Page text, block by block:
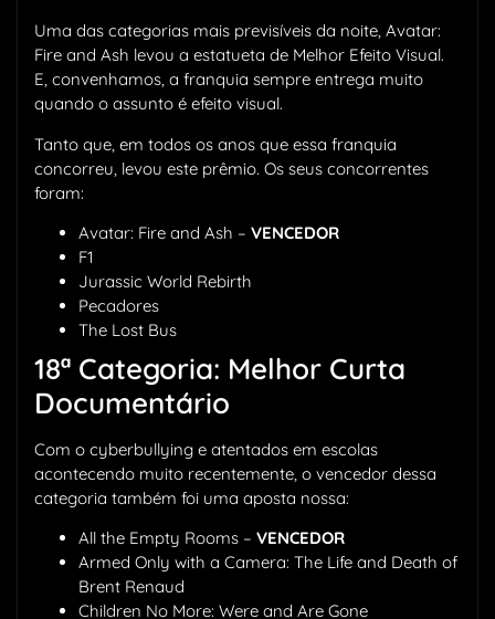
Uma das categorias mais previsíveis da noite, Avatar:
Fire and Ash levou a estatueta de Melhor Efeito Visual.
E, convenhamos, a franquia sempre entrega muito
quando o assunto é efeito visual.
Tanto que, em todos os anos que essa franquia
concorreu, levou este prêmio. Os seus concorrentes
foram:
Avatar: Fire and Ash – VENCEDOR
F1
Jurassic World Rebirth
Pecadores
The Lost Bus
18ª Categoria: Melhor Curta
Documentário
Com o cyberbullying e atentados em escolas
acontecendo muito recentemente, o vencedor dessa
categoria também foi uma aposta nossa:
All the Empty Rooms – VENCEDOR
Armed Only with a Camera: The Life and Death of
Brent Renaud
Children No More: Were and Are Gone